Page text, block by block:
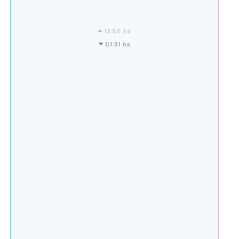
13:50 hs
01:31 hs